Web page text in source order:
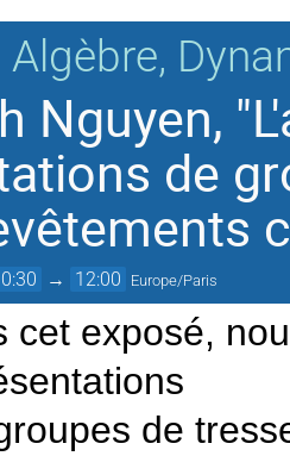
Algèbre,
Nguyen,
de
→ 12:00 Europe/Paris
cet exposé,
de